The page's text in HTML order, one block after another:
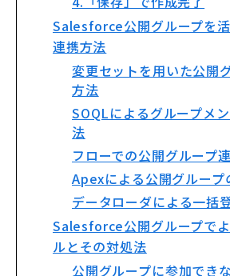
Salesforce公開グループを活
連携方法
変更セットを用いた公開
方法
SOQLによるグループメ
法
フローでの公開グループ
Apexによる公開グループ
データローダによる一括
Salesforce公開グループで
ルとその対処法
公開グループに参加でき